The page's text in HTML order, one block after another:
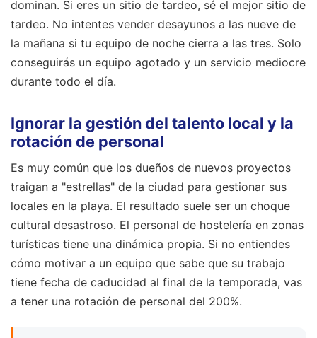
dominan. Si eres un sitio de tardeo, sé el mejor sitio de
tardeo. No intentes vender desayunos a las nueve de
la mañana si tu equipo de noche cierra a las tres. Solo
conseguirás un equipo agotado y un servicio mediocre
durante todo el día.
Ignorar la gestión del talento local y la
rotación de personal
Es muy común que los dueños de nuevos proyectos
traigan a "estrellas" de la ciudad para gestionar sus
locales en la playa. El resultado suele ser un choque
cultural desastroso. El personal de hostelería en zonas
turísticas tiene una dinámica propia. Si no entiendes
cómo motivar a un equipo que sabe que su trabajo
tiene fecha de caducidad al final de la temporada, vas
a tener una rotación de personal del 200%.